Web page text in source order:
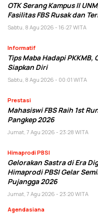
OTK Serang Kampus II
Fasilitas FBS Rusak dan
Sabtu, 8 Agu 2026 - 16:27 WITA
Informatif
Tips Maba Hadapi PKKMB,
Siapkan Diri
Sabtu, 8 Agu 2026 - 00:01 WITA
Prestasi
Mahasiswi FBS Raih 1st
Pangkep 2026
Jumat, 7 Agu 2026 - 23:28 WITA
Himaprodi PBSI
Gelorakan Sastra di Era
Himaprodi PBSI Gelar
Pujangga 2026
Jumat, 7 Agu 2026 - 23:20 WITA
Agendasiana